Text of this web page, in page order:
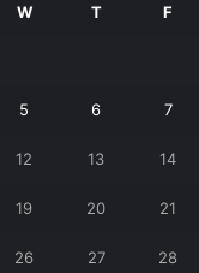
W T F
5 6 7
12 13 14
19 20 21
26 27 28